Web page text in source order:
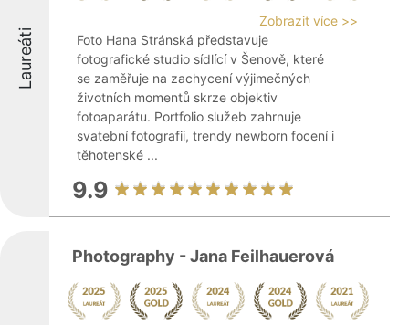
Laureáti
Zobrazit více >>
Foto Hana Stránská představuje
fotografické studio sídlící v Šenově, které
se zaměřuje na zachycení výjimečných
životních momentů skrze objektiv
fotoaparátu. Portfolio služeb zahrnuje
svatební fotografii, trendy newborn focení i
těhotenské ...
9.9
Photography - Jana Feilhauerová